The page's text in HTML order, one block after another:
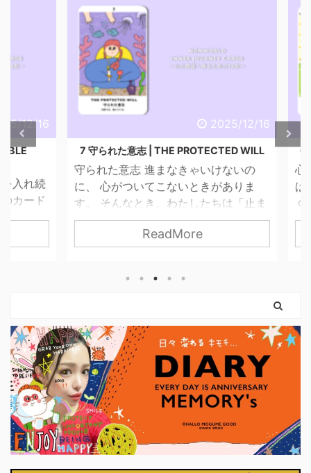
16
れ続
ード
、世
もい
とい
ード
て、
は大
。 小
2025/12/16
7 守られた意志 | THE PROTECTED WILL
守られた意志 進まなきゃいけないの
に、 心がついてこないときがありま
す。 そんなとき、わたしたちは「止ま
っている自分」を責めてしまいがちで
す。 でも、このカードが伝えているの
りも、自分の内側を信じる姿。 動く前
に、「何を大切にしたいのか」を 静か
に確かめている状態です。 今は、無理
に決断しなくていい。 無理に行動しな
くていい。 ...
ReadMore
6 心
心の
は、
くあ
持ち
余裕
ぎて
う そ